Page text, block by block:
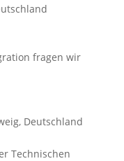
fragen wir
Deutschland
Technischen